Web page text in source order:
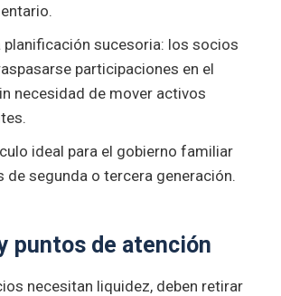
planificación sucesoria: los socios
participaciones en el
necesidad de mover activos
ideal para el gobierno familiar
de segunda o tercera generación.
puntos de atención
necesitan liquidez, deben retirar